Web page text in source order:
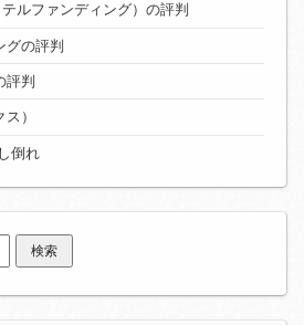
ルファンディング）の評判
グの評判
評判
）
倒れ